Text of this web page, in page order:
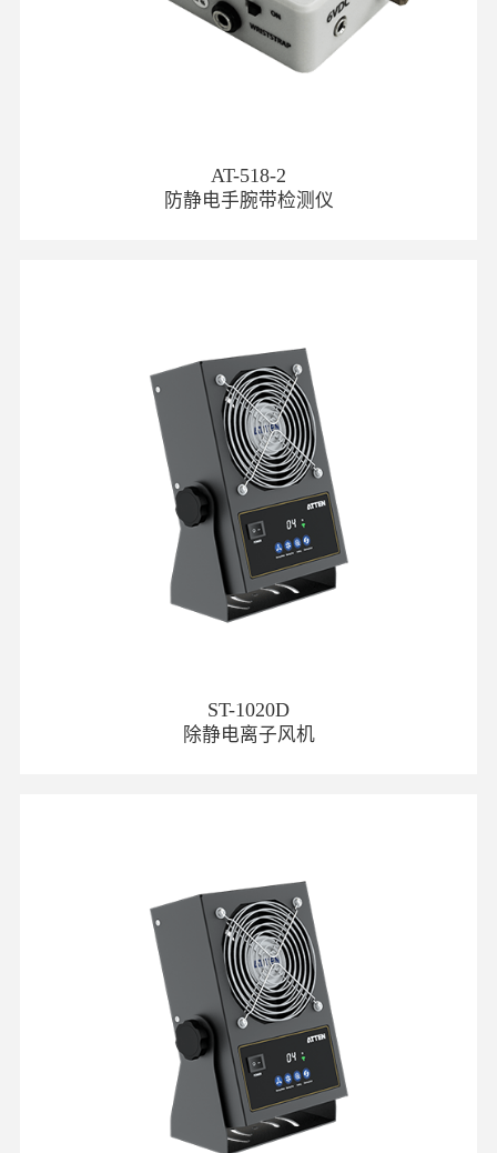
AT-518-2
防静电手腕带检测仪
ST-1020D
除静电离子风机